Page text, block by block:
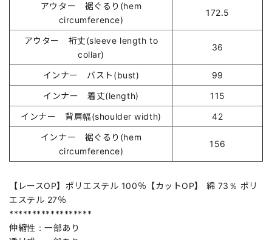
アウター 裾ぐるり(hem
circumference)
172.5
アウター 裄丈(sleeve length to
collar)
36
インナー バスト(bust)
99
インナー 着丈(length)
115
インナー 背肩幅(shoulder width)
42
インナー 裾ぐるり(hem
circumference)
156
【レースOP】ポリエステル 100％【カットOP】 綿 73％ ポリ
エステル 27％
******************
伸縮性：一部あり